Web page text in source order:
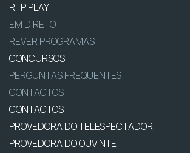
RTP PLAY
EM DIRETO
REVER PROGRAMAS
CONCURSOS
PERGUNTAS FREQUENTES
CONTACTOS
CONTACTOS
PROVEDORA DO TELESPECTADOR
PROVEDORA DO OUVINTE